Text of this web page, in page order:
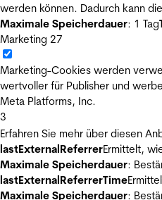
werden können. Dadurch kann
Maximale Speicherdauer: 1 Tag
Marketing 27
Marketing-Cookies werden
wertvoller für Publisher und
Meta Platforms, Inc.
3
Erfahren Sie mehr über diesen
lastExternalReferrerErmittelt,
Maximale Speicherdauer:
lastExternalReferrerTime
Maximale Speicherdauer: